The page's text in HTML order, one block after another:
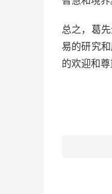
总之，葛
易的研究
的欢迎和尊